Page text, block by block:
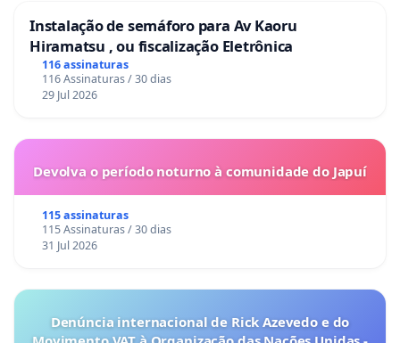
Instalação de semáforo para Av Kaoru
Hiramatsu , ou fiscalização Eletrônica
116 assinaturas
116 Assinaturas / 30 dias
29 Jul 2026
Devolva o período noturno à comunidade do Japuí
115 assinaturas
115 Assinaturas / 30 dias
31 Jul 2026
Denúncia internacional de Rick Azevedo e do